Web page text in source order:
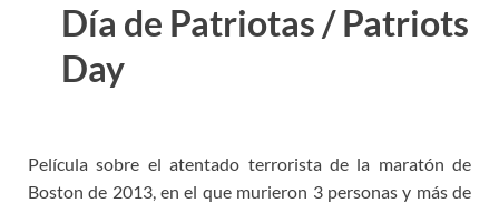
Día de Patriotas / Patriots
Day
Película sobre el atentado terrorista de la maratón de
Boston de 2013, en el que murieron 3 personas y más de